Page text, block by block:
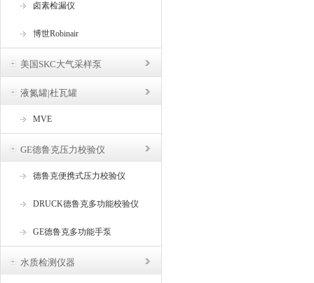
卤素检漏仪
博世Robinair
美国SKC大气采样泵
液氮罐|杜瓦罐
MVE
GE德鲁克压力校验仪
德鲁克便携式压力校验仪
DRUCK德鲁克多功能校验仪
GE德鲁克多功能手泵
水质检测仪器